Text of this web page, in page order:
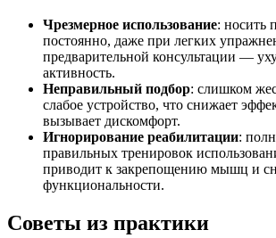
Чрезмерное использование: носить
постоянно, даже при легких
предварительной консультации —
активность.
Неправильный подбор: слишком
слабое устройство, что снижает
вызывает дискомфорт.
Игнорирование реабилитации:
правильных тренировок
приводит к закрепощению мышц и
функциональности.
Советы из практики